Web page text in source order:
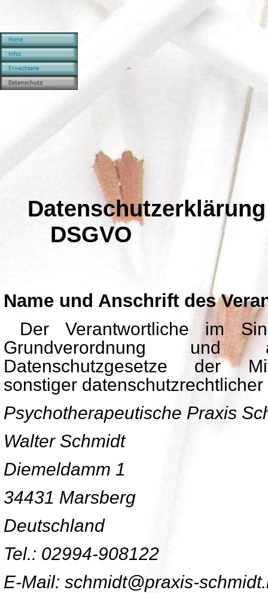
DSGVO
Name und Anschrift des
Der Verantwortliche im
Grundverordnung und
Datenschutzgesetze der
sonstiger
Psychotherapeutische Praxis
Walter Schmidt
Diemeldamm 1
34431 Marsberg
Deutschland
Tel.: 02994-908122
E-Mail: schmidt@praxis-